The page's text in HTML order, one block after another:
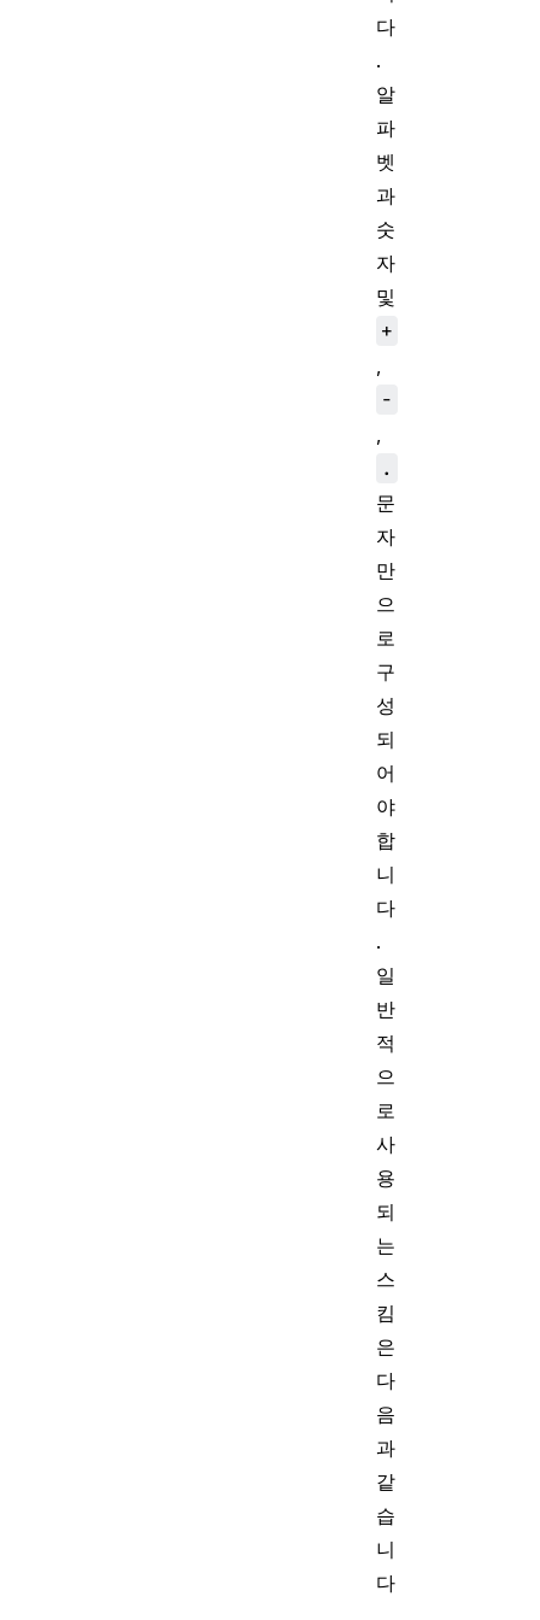
다
.
알
파
벳
과
숫
자
및
+
-
.
문
자
만
으
로
구
성
되
어
야
합
니
다
.
일
반
적
으
로
사
용
되
는
스
킴
은
다
음
과
같
습
니
다